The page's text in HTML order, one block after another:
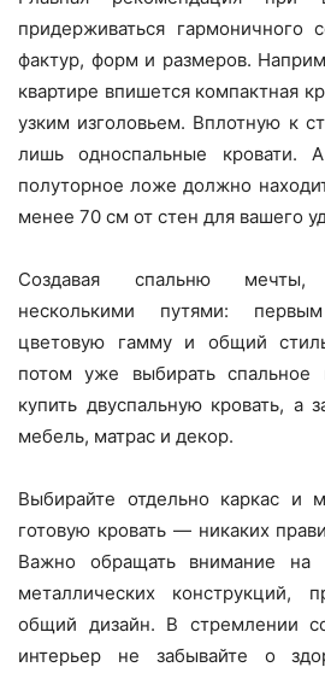
придерживаться гармоничного
фактур, форм и размеров.
квартире впишется компактная
узким изголовьем. Вплотную к
лишь односпальные кровати.
полуторное ложе должно
менее 70 см от стен для вашего
Создавая спальню мечты,
несколькими путями:
цветовую гамму и общий
потом уже выбирать
купить двуспальную кровать, а
мебель, матрас и декор.
Выбирайте отдельно каркас и
готовую кровать — никаких
Важно обращать внимание на
металлических конструкций,
общий дизайн. В стремлении
интерьер не забывайте о